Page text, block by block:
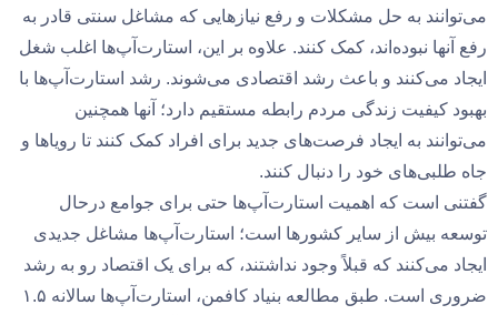
می‌توانند به حل مشکلات و رفع نیازهایی که مشاغل سنتی قادر به
رفع آنها نبوده‌اند، کمک کنند. علاوه بر این، استارت‌آپ‌ها اغلب شغل
ایجاد می‌کنند و باعث رشد اقتصادی می‌شوند. رشد استارت‌آپ‌ها با
بهبود کیفیت زندگی مردم رابطه مستقیم دارد؛ آنها همچنین
می‌توانند به ایجاد فرصت‌های جدید برای افراد کمک کنند تا رویاها و
جاه طلبی‌های خود را دنبال کنند.
گفتنی است که اهمیت استارت‌آپ‌ها حتی برای جوامع درحال
توسعه بیش از سایر کشورها است؛ استارت‌آپ‌ها مشاغل جدیدی
ایجاد می‌کنند که قبلاً وجود نداشتند، که برای یک اقتصاد رو به رشد
ضروری است. طبق مطالعه بنیاد کافمن، استارت‌آپ‌ها سالانه ۱.۵